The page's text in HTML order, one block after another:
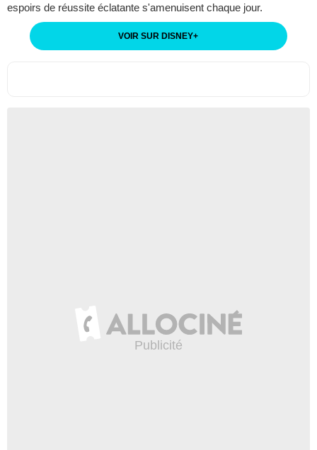
espoirs de réussite éclatante s'amenuisent chaque jour.
VOIR SUR DISNEY+